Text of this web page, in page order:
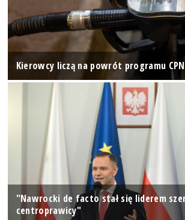
Kierowcy liczą na powrót programu CPN
"Nawrocki de facto stał się liderem
centroprawicy"